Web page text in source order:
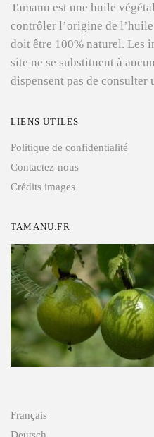
Tamanu est une huile
contrôler l’origine de
doit être 100% naturel. Les
site ne se substituent à
dispensent pas de consulter
LIENS UTILES
Politique de confidentialité
Contactez-nous
Crédits images
TAMANU.FR
Français